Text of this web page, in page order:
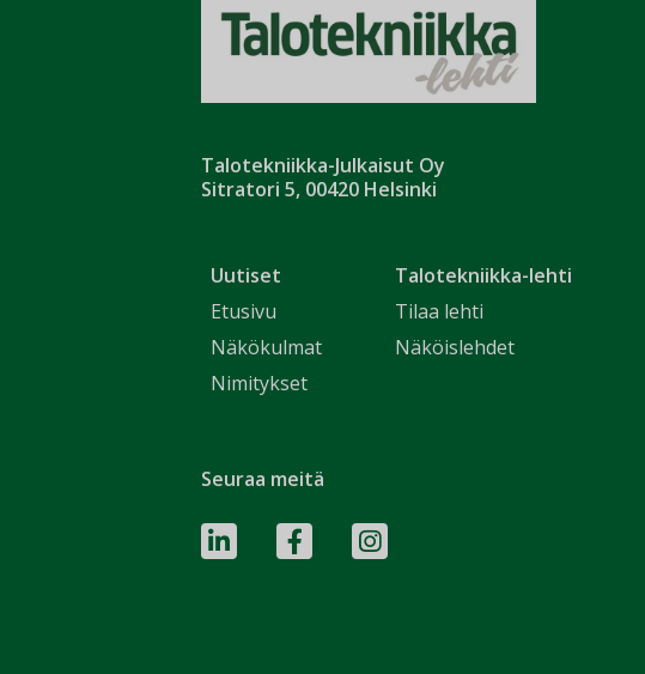
Talotekniikka-Julkaisut Oy
Sitratori 5, 00420 Helsinki
Uutiset
Etusivu
Näkökulmat
Nimitykset
Talotekniikka-lehti
Tilaa lehti
Näköislehdet
Seuraa meitä